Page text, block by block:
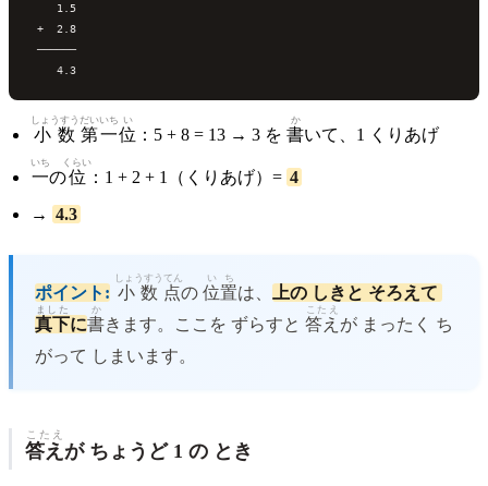
    1.5
+  2.8
──────
小数
しょうすう
第
だい
一
いち
位
い
：5 + 8 = 13 → 3 を 書
か
いて、1 くりあげ
一
いち
の位
くらい
：1 + 2 + 1（くりあげ）= 4
→ 4.3
ポイント: 小数点
しょうすうてん
の 位置
いち
は、
上の しきと そろえて
真下
ました
に書
か
きます。ここを ずらすと 答え
こたえ
が まったく ち
がって しまいます。
答え
こたえ
が ちょうど 1 の とき